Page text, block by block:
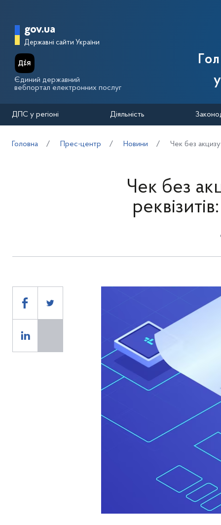
Головна сторінка Державної
gov.ua
Державні сайти України
Єдиний державний
вебпортал електронних послуг
ДПС у регіоні Діяльність
Головна Прес-центр Новини Чек без акцизу
Чек без